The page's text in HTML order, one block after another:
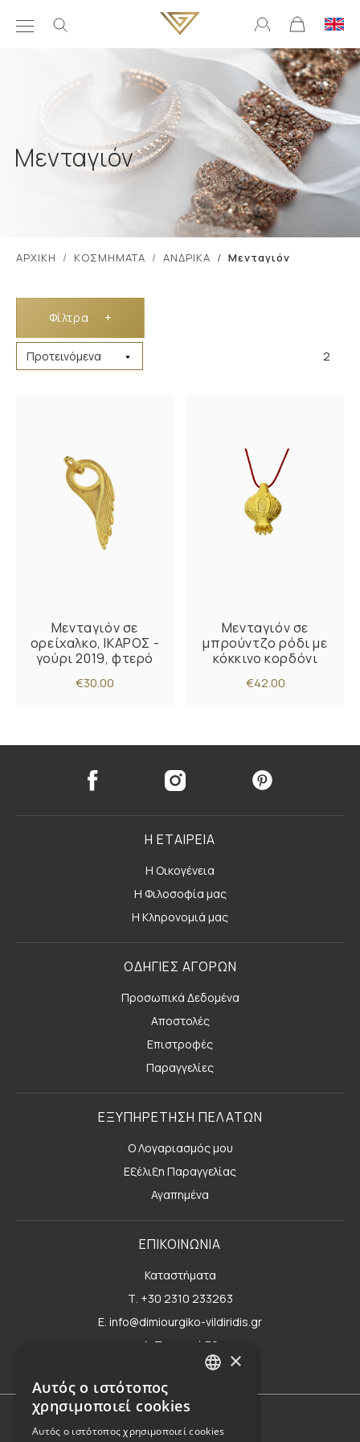
Μενταγιόν
ΑΡΧΙΚΗ ΚΟΣΜΗΜΑΤΑ ΑΝΔΡΙΚΑ Μενταγιόν
Φίλτρα +
2
Μενταγιόν σε
ορείχαλκο, ΙΚΑΡΟΣ -
γούρι 2019, φτερό
€30.00
Μενταγιόν σε
μπρούντζο ρόδι με
κόκκινο κορδόνι
€42.00
Η ΕΤΑΙΡΕΙΑ
Η Οικογένεια
Η Φιλοσοφία μας
Η Κληρονομιά μας
ΟΔΗΓΙΕΣ ΑΓΟΡΩΝ
Προσωπικά Δεδομένα
Αποστολές
Επιστροφές
Παραγγελίες
ΕΞΥΠΗΡΕΤΗΣΗ ΠΕΛΑΤΩΝ
Ο Λογαριασμός μου
Εξέλιξη Παραγγελίας
Αγαπημένα
ΕΠΙΚΟΙΝΩΝΙΑ
Καταστήματα
Τ. +30 2310 233263
E. info@dimiourgiko-vildiridis.gr
Δ. Τσιμισκή 70
Φόρμα επικοινωνίας×
Αυτός ο ιστότοπος
χρησιμοποιεί cookies
Αυτός ο ιστότοπος χρησιμοποιεί cookies